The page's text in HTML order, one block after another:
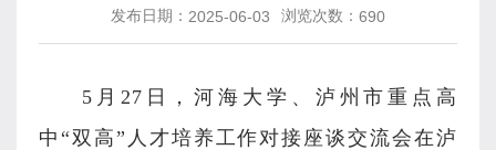
发布日期： 2025-06-03 浏览次数： 690
5 月 27 日，河海大学、泸州市重点高
中“双高”人才培养工作对接座谈交流会在泸